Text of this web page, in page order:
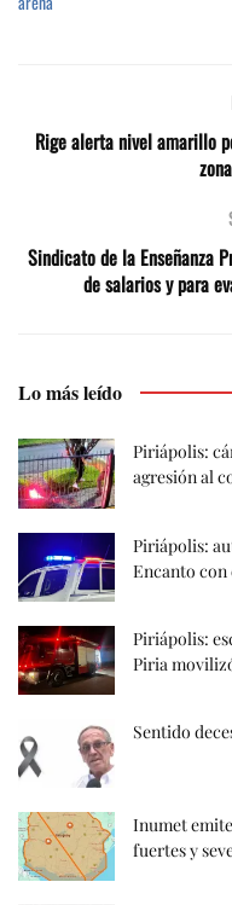
Rige alerta nivel amarillo
Sindicato de la Enseñanza
de salarios y para
Lo más leído
Piriápolis:
agresión al
Piriápolis:
Encanto con
Piriápolis:
Piria
Sentido
Inumet
fuertes y